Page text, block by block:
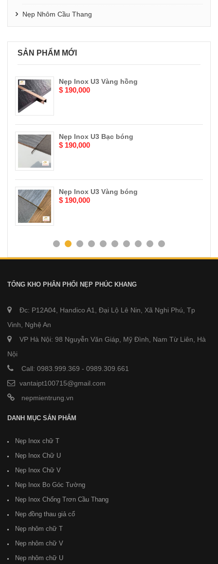
Nẹp Nhôm Cầu Thang
SẢN PHẨM MỚI
Nẹp Inox U3 Vàng hồng
$ 190,000
Nẹp Inox U3 Bạc bóng
$ 190,000
Nẹp Inox U3 Vàng bóng
$ 190,000
TỔNG KHO PHÂN PHỐI NẸP PHÚC KHANG
Đc: P12A04, Handico A1, Đại Lộ Lê Nin, Xã Nghi Phú, Tp
Vinh, Nghệ An
VP Hà Nội: 98 Nguyễn Văn Giáp, Mỹ Đình, Nam Từ Liên, Hà
Nội
Call: 0983.999.369 - 0989.309.661
vantaipt100715@gmail.com
nepmientrung.vn
DANH MỤC SẢN PHẨM
Nẹp Inox chữ T
Nẹp Inox Chữ U
Nẹp Inox Chữ V
Nẹp Inox Bo Góc Tường
Nẹp Inox Chống Trơn Cầu Thang
Nẹp đồng thau giả cổ
Nẹp nhôm chữ T
Nẹp nhôm chữ V
Nẹp nhôm chữ U